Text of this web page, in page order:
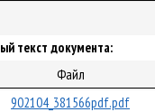
текст документа:
Файл
902104_381566pdf.pdf